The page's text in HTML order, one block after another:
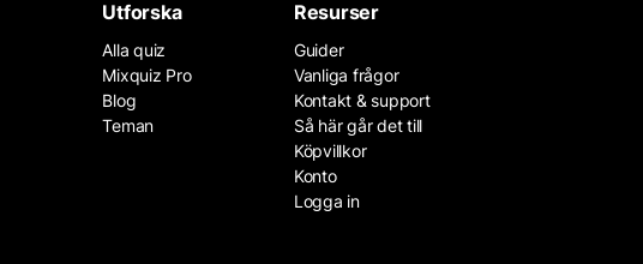
Utforska
Alla quiz
Mixquiz Pro
Blog
Teman
Resurser
Guider
Vanliga frågor
Kontakt & support
Så här går det till
Köpvillkor
Konto
Logga in